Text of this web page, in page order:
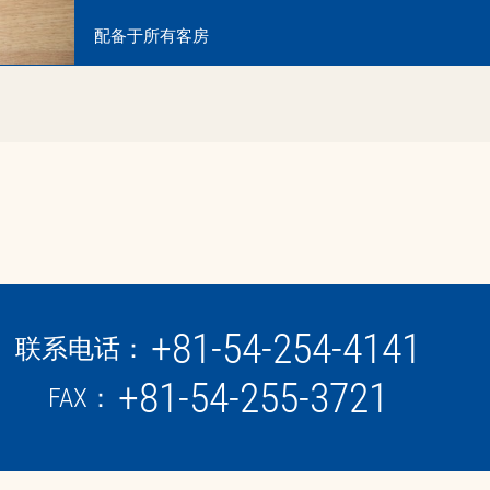
配备于所有客房
联系电话： +81-54-254-4141
FAX： +81-54-255-3721